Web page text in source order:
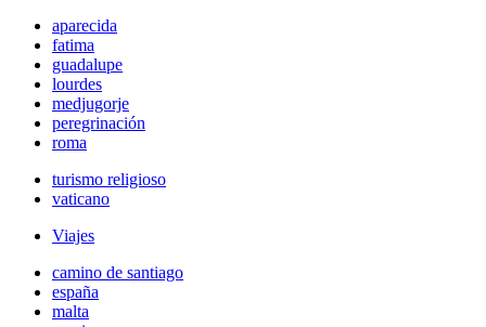
aparecida
fatima
guadalupe
lourdes
medjugorje
peregrinación
roma
turismo religioso
vaticano
Viajes
camino de santiago
españa
malta